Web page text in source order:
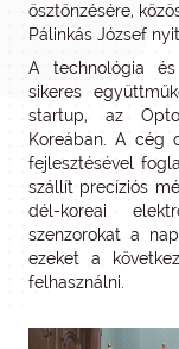
ösztönzésére,
Pálinkás József
A technológia
sikeres
startup, az
Koreában. A cég
fejlesztésével
szállít precíziós
dél-koreai
szenzorokat a
ezeket a
felhasználni.